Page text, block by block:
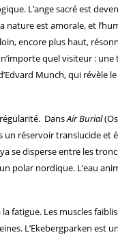
L’ange sacré est
nature est amorale, et
encore plus haut,
quel visiteur :
Munch, qui révèle
DansAir Burial
un réservoir translucide et
se disperse entre les
polar nordique. L’eau
fatigue. Les muscles
L’Ekebergparken est